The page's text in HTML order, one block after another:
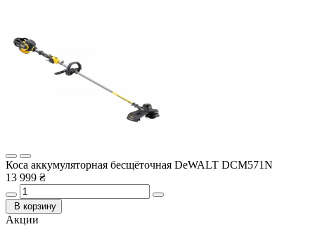
Коса аккумуляторная бесщёточная DeWALT DCM571N
13 999 ₴
В корзину
Акции